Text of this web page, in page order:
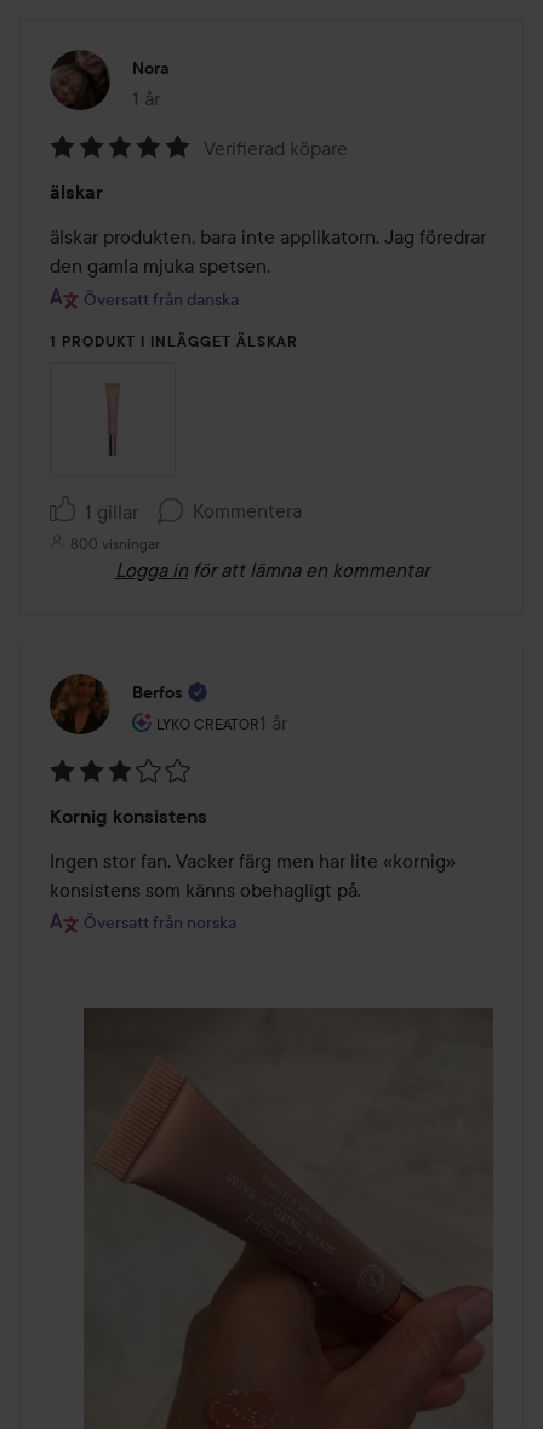
Nora
1 år
Inlägget skapades 1 år
5
av
5
Verifierad köpare
älskar
älskar produkten, bara inte applikatorn. Jag föredrar
den gamla mjuka spetsen.
Översatt från danska
1 PRODUKT I INLÄGGET ÄLSKAR
1 gillar Kommentera
800 visningar
Logga in för att lämna en kommentar
Berfos
LYKO CREATOR
Användarens roll: Lyko Creator.
1 år
Inlägget skapades 1 år
3
av
5
Kornig konsistens
Ingen stor fan. Vacker färg men har lite «kornig»
konsistens som känns obehagligt på.
Översatt från norska